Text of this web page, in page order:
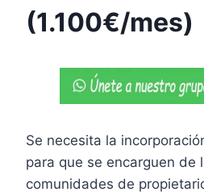
(1.100€/mes)
Se necesita la
para que se encarguen de
comunidades de